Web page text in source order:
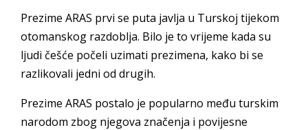
Prezime ARAS prvi se puta javlja u Turskoj tijekom
otomanskog razdoblja. Bilo je to vrijeme kada su
ljudi češće počeli uzimati prezimena, kako bi se
razlikovali jedni od drugih.
Prezime ARAS postalo je popularno među turskim
narodom zbog njegova značenja i povijesne